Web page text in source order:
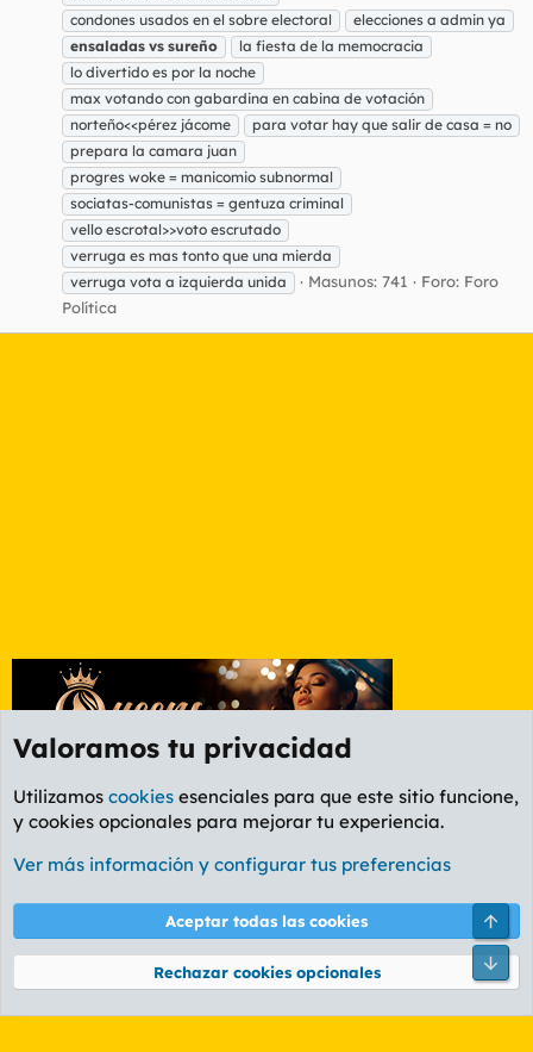
condones usados en el sobre electoral
elecciones a admin ya
ensaladas vs sureño
la fiesta de la memocracia
lo divertido es por la noche
max votando con gabardina en cabina de votación
norteño<<pérez jácome
para votar hay que salir de casa = no
prepara la camara juan
progres woke = manicomio subnormal
sociatas-comunistas = gentuza criminal
vello escrotal>>voto escrutado
verruga es mas tonto que una mierda
verruga vota a izquierda unida
Masunos: 741 Foro: Foro
Política
Etiquetas
Cookies
PL OLDSTYLE AMARILLO
Términos y reglas Política de privacidad Ayuda
Community platform by XenForo® © 2010-2026 XenForo Ltd.
Valoramos tu privacidad
Utilizamos cookies esenciales para que este sitio funcione,
y cookies opcionales para mejorar tu experiencia.
Ver más información y configurar tus preferencias
Aceptar todas las cookies
Rechazar cookies opcionales
Pie